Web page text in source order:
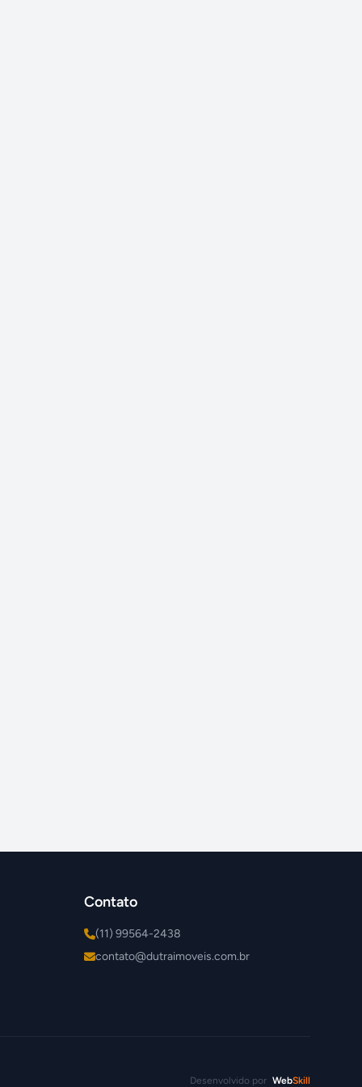
Contato
(11) 99564-2438
contato@dutraimoveis.com.br
Desenvolvido por WebSkill